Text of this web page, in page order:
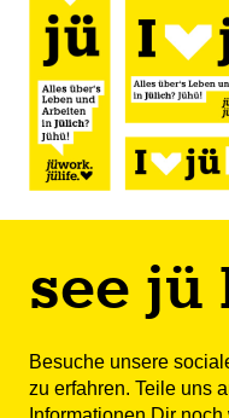
see jü
Besuche unsere
zu erfahren. Teile uns